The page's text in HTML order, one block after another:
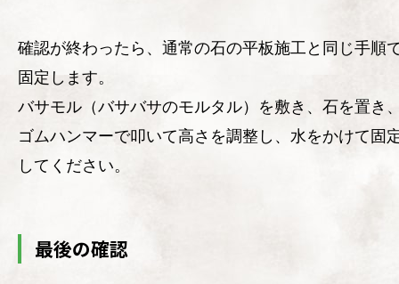
確認が終わったら、通常の石の平板施工と同じ手順
固定します。
バサモル（バサバサのモルタル）を敷き、石を置き
ゴムハンマーで叩いて高さを調整し、水をかけて固
してください。
最後の確認